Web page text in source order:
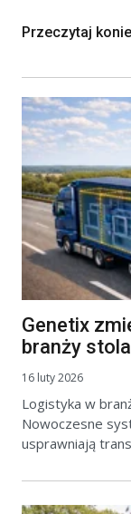
Przeczytaj
Genetix
branży
16 luty 2026
Logistyka w
Nowoczesne
usprawniają